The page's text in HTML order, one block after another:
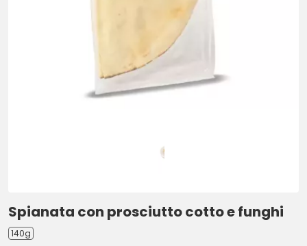
Spianata con prosciutto cotto e funghi
140g